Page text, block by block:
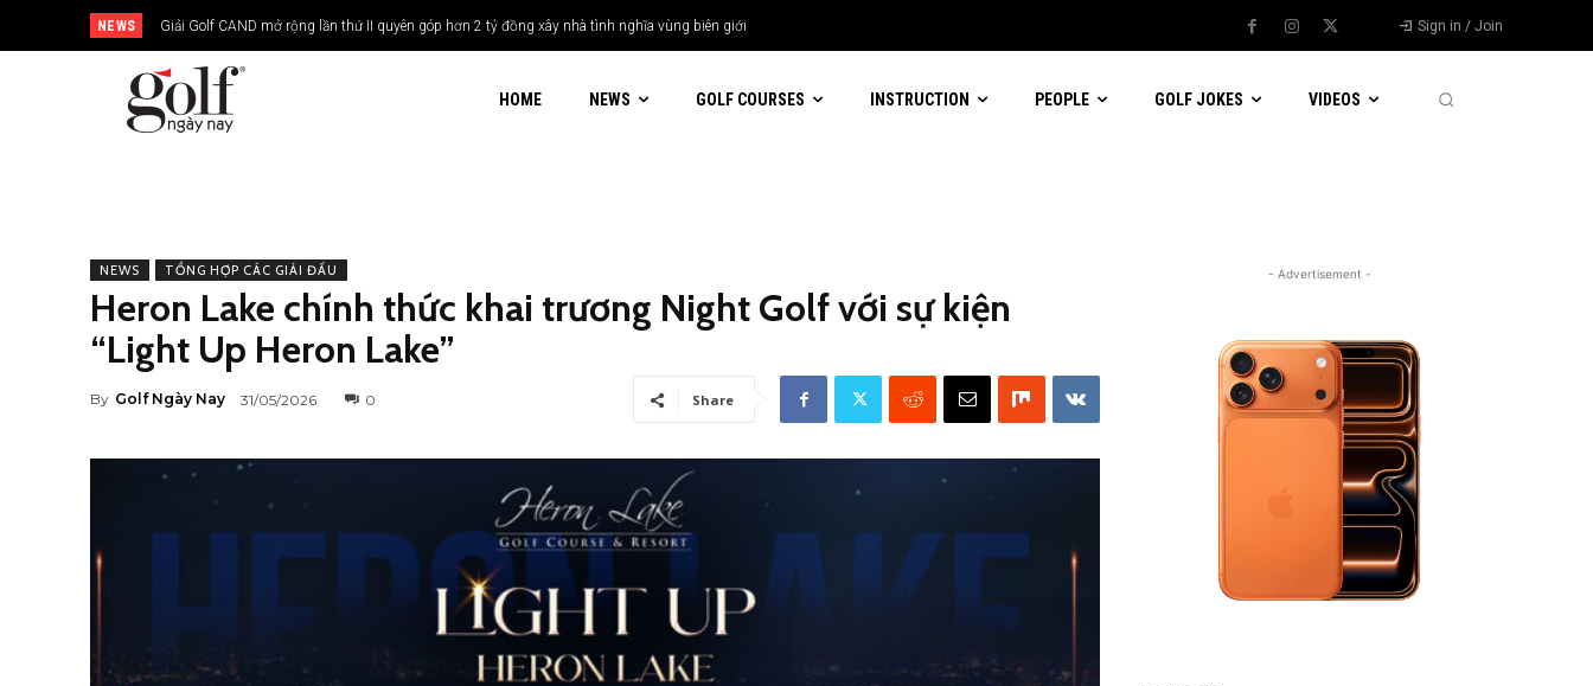
NEWS Giải Golf CAND mở rộng lần thứ II quyên góp hơn 2 tỷ đồng xây nhà tình nghĩa vùng biên giới
24H Group tổ chức giải golf kỷ niệm 15 năm thành lập Sign in / Join
HOME NEWS GOLF COURSES INSTRUCTION PEOPLE GOLF JOKES VIDEOS
NEWS TỔNG HỢP CÁC GIẢI ĐẤU
Heron Lake chính thức khai trương Night Golf với sự kiện
“Light Up Heron Lake”
By Golf Ngày Nay 31/05/2026 0 Share
- Advertisement -